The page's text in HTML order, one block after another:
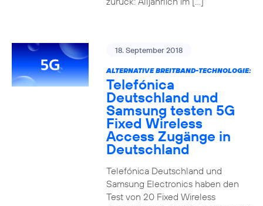
18. September 2018
ALTERNATIVE BREITBAND-TECHNOLOGIE:
Telefónica
Deutschland und
Samsung testen 5G
Fixed Wireless
Access Zugänge in
Deutschland
Telefónica Deutschland und
Samsung Electronics haben den
Test von 20 Fixed Wireless